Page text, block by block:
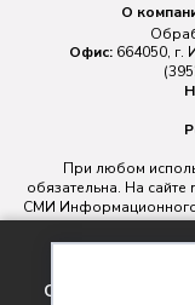
О
Офис: 664050, г.
При любом
обязательна. На
СМИ Информационного
№ ФС 77 - 88763
надзору в сфере
Главный редактор